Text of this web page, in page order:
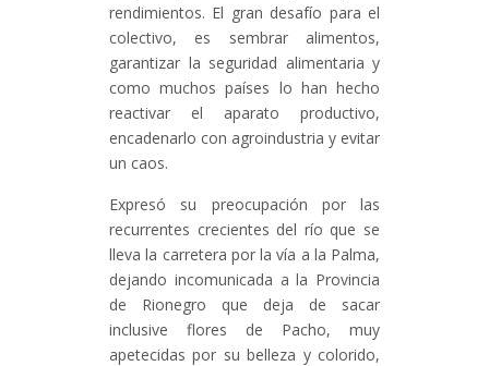
rendimientos. El gran desafío para el
colectivo, es sembrar alimentos,
garantizar la seguridad alimentaria y
como muchos países lo han hecho
reactivar el aparato productivo,
encadenarlo con agroindustria y evitar
un caos.
Expresó su preocupación por las
recurrentes crecientes del río que se
lleva la carretera por la vía a la Palma,
dejando incomunicada a la Provincia
de Rionegro que deja de sacar
inclusive flores de Pacho, muy
apetecidas por su belleza y colorido,